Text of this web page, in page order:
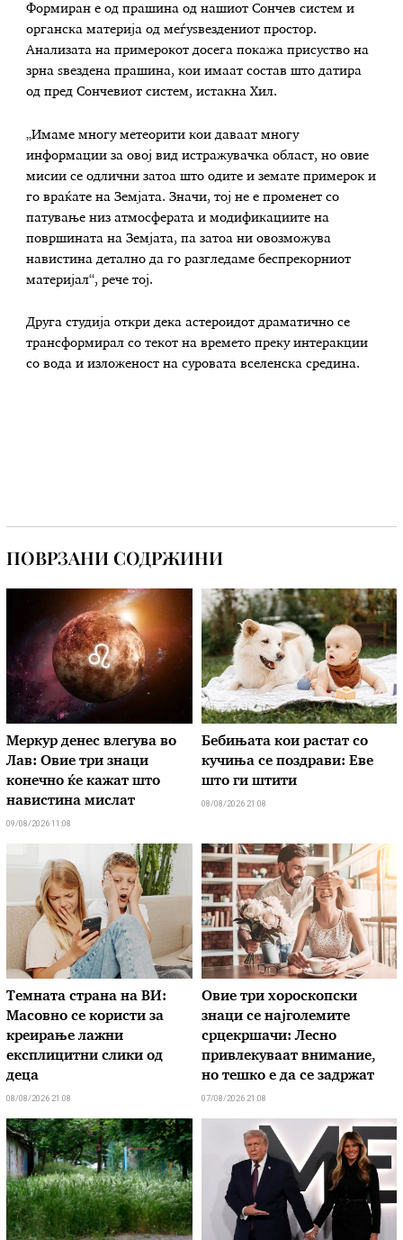
Формиран е од прашина од нашиот Сончев систем и
органска материја од меѓуѕвездениот простор.
Анализата на примерокот досега покажа присуство на
зрна ѕвездена прашина, кои имаат состав што датира
од пред Сончевиот систем, истакна Хил.
„Имаме многу метеорити кои даваат многу
информации за овој вид истражувачка област, но овие
мисии се одлични затоа што одите и земате примерок и
го враќате на Земјата. Значи, тој не е променет со
патување низ атмосферата и модификациите на
површината на Земјата, па затоа ни овозможува
навистина детално да го разгледаме беспрекорниот
материјал“, рече тој.
Друга студија откри дека астероидот драматично се
трансформирал со текот на времето преку интеракции
со вода и изложеност на суровата вселенска средина.
ПОВРЗАНИ СОДРЖИНИ
Меркур денес влегува во
Лав: Овие три знаци
конечно ќе кажат што
навистина мислат
09/08/2026 11:08
Бебињата кои растат со
кучиња се поздрави: Еве
што ги штити
08/08/2026 21:08
Темната страна на ВИ:
Масовно се користи за
креирање лажни
експлицитни слики од
деца
08/08/2026 21:08
Овие три хороскопски
знаци се најголемите
срцекршачи: Лесно
привлекуваат внимание,
но тешко е да се задржат
07/08/2026 21:08